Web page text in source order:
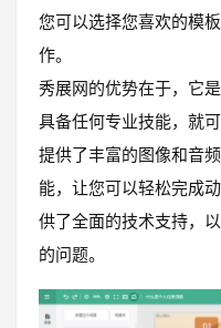
您可以选择您喜欢的模
作。
秀展网的优势在于，它
具备任何专业技能，就
提供了丰富的图像和音
能，让您可以轻松完成
供了全面的技术支持，
的问题。